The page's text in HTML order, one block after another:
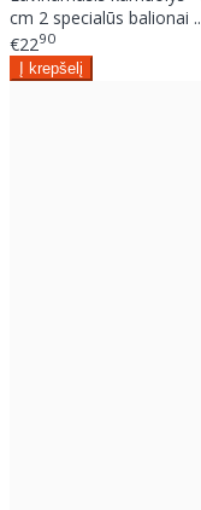
cm 2 specialūs balionai ..
€2290